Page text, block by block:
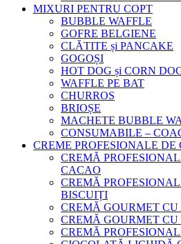
MIXURI PENTRU COPT
BUBBLE WAFFLE
GOFRE BELGIENE
CLĂTITE și PANCAKE
GOGOȘI
HOT DOG și CORN
WAFFLE PE BAT
CHURROS
BRIOȘE
MACHETE BUBBLE
CONSUMABILE –
CREME PROFESIONALE DE
CREMĂ
CACAO
CREMĂ
BISCUIȚI
CREMĂ GOURMET
CREMĂ GOURMET
CREMĂ